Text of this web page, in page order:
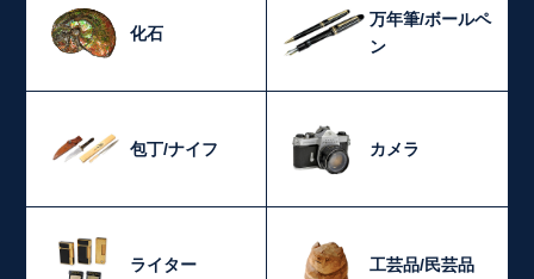
化石
万年筆/ボールペ
ン
包丁/ナイフ カメラ
ライター 工芸品/民芸品